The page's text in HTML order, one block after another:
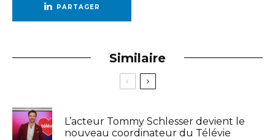
PARTAGER
Similaire
L’acteur Tommy Schlesser devient le
nouveau coordinateur du Télévie